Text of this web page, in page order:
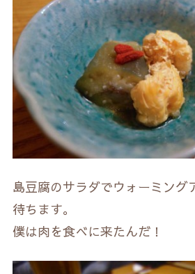
島豆腐のサラダでウォーミング
待ちます。
僕は肉を食べに来たんだ！